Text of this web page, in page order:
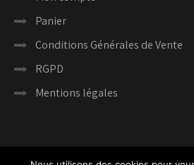
Panier
Conditions Générales de Vente
RGPD
Mentions légales